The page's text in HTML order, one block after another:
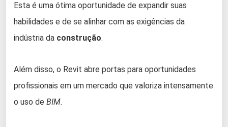
Esta é uma ótima oportunidade de expandir suas
habilidades e de se alinhar com as exigências da
indústria da construção.
Além disso, o Revit abre portas para oportunidades
profissionais em um mercado que valoriza intensamente
o uso de BIM.